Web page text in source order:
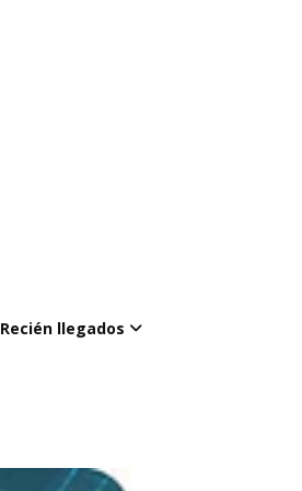
Recién llegados